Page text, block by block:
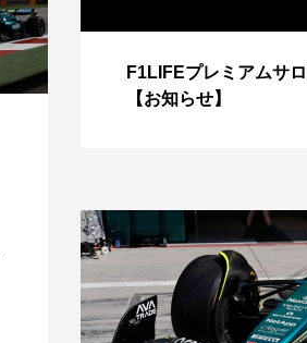
F1LIFEプレミアムサ
【お知らせ】